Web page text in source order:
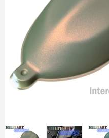
Retourneer
5€ korting
10€ shopping
Schrijf je in voor
Levering
Betaling in 4x gratis
Deel je creaties en